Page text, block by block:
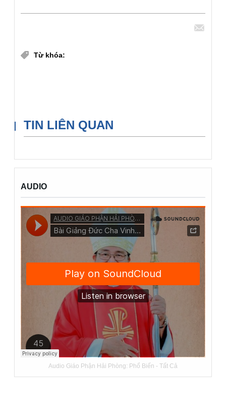
Từ khóa:
TIN LIÊN QUAN
AUDIO
Audio Giáo Phận Hải Phòng: Phổ Biến - Tất Cả